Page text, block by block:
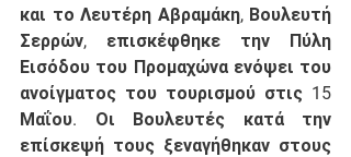
και το Λευτέρη Αβραμάκη, Βουλευτή
Σερρών, επισκέφθηκε την Πύλη
Εισόδου του Προμαχώνα ενόψει του
ανοίγματος του τουρισμού στις 15
Μαΐου. Οι Βουλευτές κατά την
επίσκεψή τους ξεναγήθηκαν στους